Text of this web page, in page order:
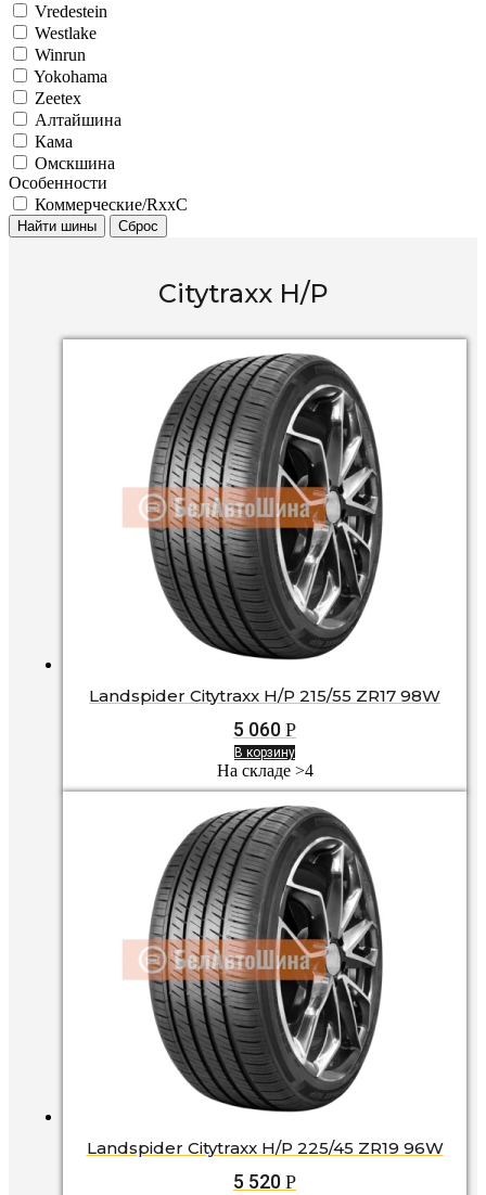
Vredestein
Westlake
Winrun
Yokohama
Zeetex
Алтайшина
Кама
Омскшина
Особенности
Коммерческие/RxxC
Найти шины Сброс
Citytraxx H/P
Landspider Citytraxx H/P 215/55 ZR17 98W
5 060 Р
В корзину
На складе >4
Landspider Citytraxx H/P 225/45 ZR19 96W
5 520 Р